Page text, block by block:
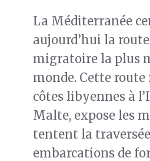
La Méditerranée
aujourd’hui la
migratoire la plus
monde. Cette
côtes libyennes à
Malte, expose les
tentent la
embarcations de